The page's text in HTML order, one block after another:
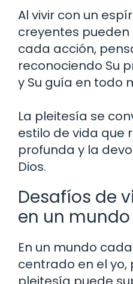
Al vivir con un
creyentes pueden
cada acción,
reconociendo Su
y Su guía en todo
La pleitesía se
estilo de vida que
profunda y la
Dios.
Desafíos de
en un
En un mundo
centrado en el yo,